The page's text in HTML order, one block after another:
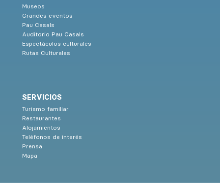
Museos
Grandes eventos
Pau Casals
Auditorio Pau Casals
Espectáculos culturales
Rutas Culturales
SERVICIOS
Turismo familiar
Restaurantes
Alojamientos
Teléfonos de interés
Prensa
Mapa